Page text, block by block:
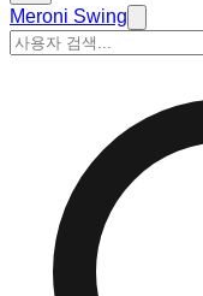
Meroni Swing